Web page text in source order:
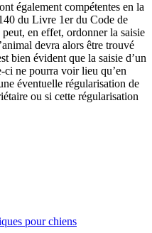
également compétentes en la
du Livre 1er du Code de
en effet, ordonner la saisie
devra alors être trouvé
bien évident que la saisie d’un
ci ne pourra voir lieu qu’en
éventuelle régularisation de
ou si cette régularisation
pour chiens